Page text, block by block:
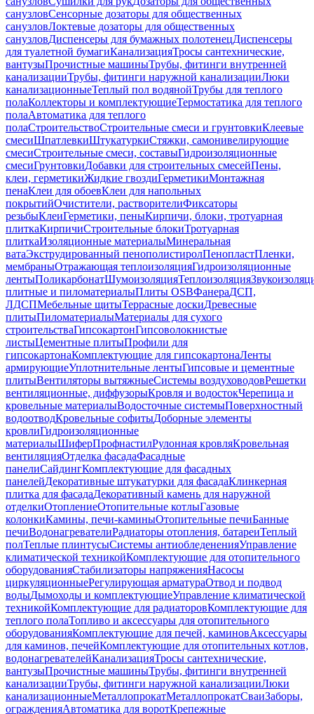
санузловСенсорные дозаторы для общественных
санузловЛоктевые дозаторы для общественных
санузловДиспенсеры для бумажных полотенецДиспенсеры
для туалетной бумагиКанализацияТросы сантехнические,
вантузыПрочистные машиныТрубы, фитинги внутренней
канализацииТрубы, фитинги наружной канализацииЛюки
канализационныеТеплый пол водянойТрубы для теплого
полаКоллекторы и комплектующиеТермостатика для теплого
полаАвтоматика для теплого
полаСтроительствоСтроительные смеси и грунтовкиКлеевые
смесиШпатлевкиШтукатуркиСтяжки, самонивелирующие
смесиСтроительные смеси, составыГидроизоляционные
смесиГрунтовкиДобавки для строительных смесейПены,
клеи, герметикиЖидкие гвоздиГерметикиМонтажная
пенаКлеи для обоевКлеи для напольных
покрытийОчистители, растворителиФиксаторы
резьбыКлеиГерметики, пеныКирпичи, блоки, тротуарная
плиткаКирпичиСтроительные блокиТротуарная
плиткаИзоляционные материалыМинеральная
ватаЭкструдированный пенополистиролПенопластПленки,
мембраныОтражающая теплоизоляцияГидроизоляционные
лентыПоликарбонатШумоизоляцияТеплоизоляция
плитные и пиломатериалыПлиты OSBФанераДСП,
ЛДСПМебельные щитыТеррасные доскиДревесные
плитыПиломатериалыМатериалы для сухого
строительстваГипсокартонГипсоволокнистые
листыЦементные плитыПрофили для
гипсокартонаКомплектующие для гипсокартонаЛенты
армирующиеУплотнительные лентыГипсовые и цементные
плитыВентиляторы вытяжныеСистемы воздуховодовРешетки
вентиляционные, диффузорыКровля и водостокЧерепица и
кровельные материалыВодосточные системыПоверхностный
водоотводКровельные софитыДоборные элементы
кровлиГидроизоляционные
материалыШиферПрофнастилРулонная кровляКровельная
вентиляцияОтделка фасадаФасадные
панелиСайдингКомплектующие для фасадных
панелейДекоративные штукатурки для фасадаКлинкерная
плитка для фасадаДекоративный камень для наружной
отделкиОтоплениеОтопительные котлыГазовые
колонкиКамины, печи-каминыОтопительные печиБанные
печиВодонагревателиРадиаторы отопления, батареиТеплый
полТеплые плинтусыСистемы антиобледененияУправление
климатической техникойКомплектующие для отопительного
оборудованияСтабилизаторы напряженияНасосы
циркуляционныеРегулирующая арматураОтвод и подвод
водыДымоходы и комплектующиеУправление климатической
техникойКомплектующие для радиаторовКомплектующие для
теплого полаТопливо и аксессуары для отопительного
оборудованияКомплектующие для печей, каминовАксессуары
для каминов, печейКомплектующие для отопительных котлов,
водонагревателейКанализацияТросы сантехнические,
вантузыПрочистные машиныТрубы, фитинги внутренней
канализацииТрубы, фитинги наружной канализацииЛюки
канализационныеМеталлопрокатМеталлопрокатСваиЗаборы,
огражденияАвтоматика для воротКрепежные